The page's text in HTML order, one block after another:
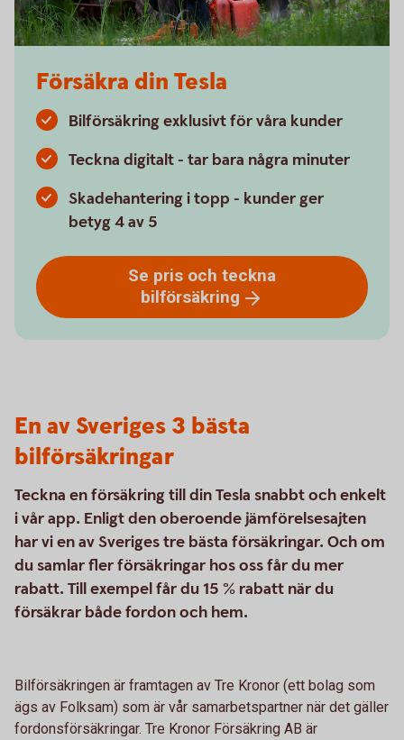
Försäkra din Tesla
Bilförsäkring exklusivt för våra kunder
Teckna digitalt - tar bara några minuter
Skadehantering i topp - kunder ger
betyg 4 av 5
Se pris och teckna
bilförsäkring
En av Sveriges 3 bästa
bilförsäkringar
Teckna en försäkring till din Tesla snabbt och enkelt
i vår app. Enligt den oberoende jämförelsesajten
har vi en av Sveriges tre bästa försäkringar. Och om
du samlar fler försäkringar hos oss får du mer
rabatt. Till exempel får du 15 % rabatt när du
försäkrar både fordon och hem.
Bilförsäkringen är framtagen av Tre Kronor (ett bolag som
ägs av Folksam) som är vår samarbetspartner när det gäller
fordonsförsäkringar. Tre Kronor Försäkring AB är